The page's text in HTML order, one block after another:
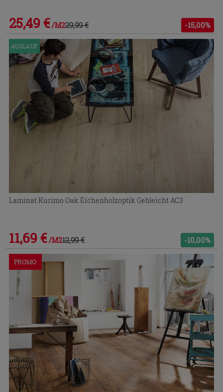
25,49 € /M229,99 € -15,00%
AUSLAUF
Laminat Kurimo Oak Eichenholzoptik Gebleicht AC3
11,69 € /M212,99 € -10,00%
PROMO